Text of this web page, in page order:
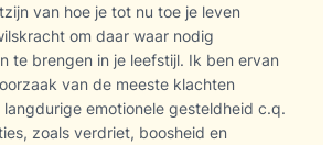
van hoe je tot nu toe je leven
om daar waar nodig
te brengen in je leefstijl. Ik ben ervan
van de meeste klachten
emotionele gesteldheid c.q.
zoals verdriet, boosheid en